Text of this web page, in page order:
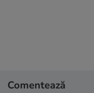
Comentează